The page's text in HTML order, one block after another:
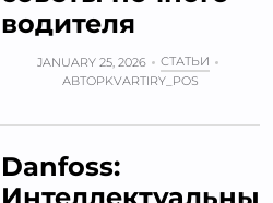
водителя
JANUARY 25, 2026
СТАТЬИ
АВТОРKVARTIRY_POS
Danfoss: